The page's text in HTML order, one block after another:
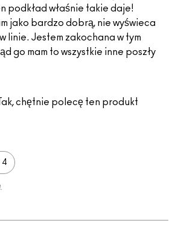
podkład właśnie takie daje!
jako bardzo dobrą, nie wyświeca
linie. Jestem zakochana w tym
go mam to wszystkie inne poszły
Tak, chętnie polecę ten produkt
4